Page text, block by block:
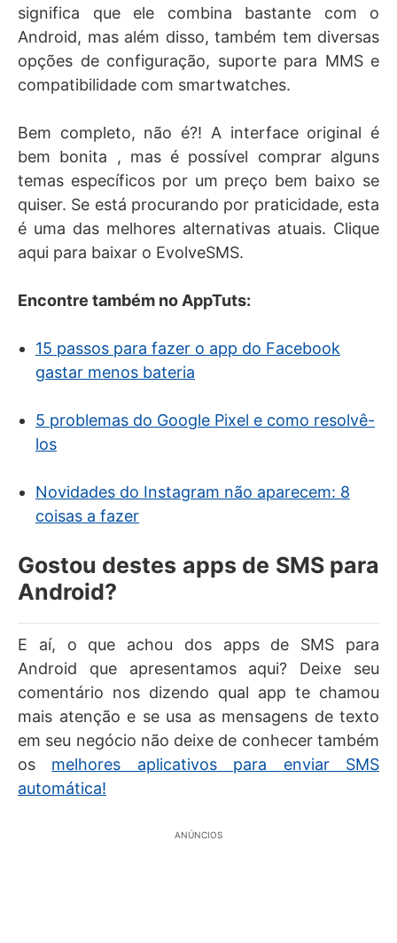
significa que ele combina bastante com o
Android, mas além disso, também tem diversas
opções de configuração, suporte para MMS e
compatibilidade com smartwatches.
Bem completo, não é?! A interface original é
bem bonita , mas é possível comprar alguns
temas específicos por um preço bem baixo se
quiser. Se está procurando por praticidade, esta
é uma das melhores alternativas atuais. Clique
aqui para baixar o EvolveSMS.
Encontre também no AppTuts:
15 passos para fazer o app do Facebook
gastar menos bateria
5 problemas do Google Pixel e como resolvê-
los
Novidades do Instagram não aparecem: 8
coisas a fazer
Gostou destes apps de SMS para
Android?
E aí, o que achou dos apps de SMS para
Android que apresentamos aqui? Deixe seu
comentário nos dizendo qual app te chamou
mais atenção e se usa as mensagens de texto
em seu negócio não deixe de conhecer também
os melhores aplicativos para enviar SMS
automática!
ANÚNCIOS